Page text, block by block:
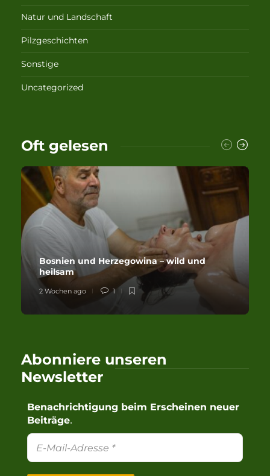
Natur und Landschaft
Pilzgeschichten
Sonstige
Uncategorized
Oft gelesen
Bosnien und Herzegowina – wild und
heilsam
2 Wochen ago 1
Abonniere unseren
Newsletter
Benachrichtigung beim Erscheinen neuer
Beiträge.